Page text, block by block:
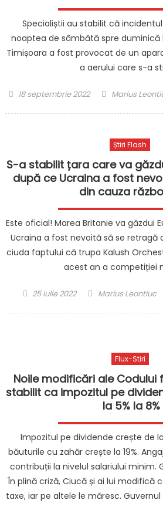
Specialiștii au stabilit că
noaptea de sâmbătă spre duminică
Timișoara a fost provocat de un
a aerului care s-a
Posted
18 septembrie 2022 Author
Marius
Știri Flash
S-a stabilit țara care va
după ce Ucraina a fost
din cauza
Este oficial! Marea Britanie va găzdui
Ucraina a fost nevoită să se retragă
ciuda faptului că trupa Kalush
acest an a competiției
Posted
25 iulie 2022 Author
Marius Leontiuc
Flux-Stiri
Noile modificări ale Codului
stabilit ca impozitul pe
la 5% la 8%
Impozitul pe dividende crește de la
băuturile cu zahăr crește la 19%.
contribuții la nivelul salariului minim.
În plină criză, Ciucă și ai lui modifică
taxe, iar pe altele le măresc.